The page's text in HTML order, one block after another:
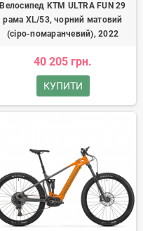
Велосипед KTM ULTRA FUN 29
рама XL/53, чорний матовий
(сіро-помаранчевий), 2022
40 205 грн.
КУПИТИ